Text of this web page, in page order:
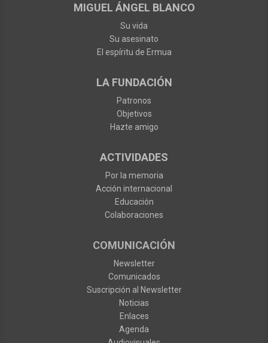
MIGUEL ÁNGEL BLANCO
Su vida
Su asesinato
El espíritu de Ermua
LA FUNDACIÓN
Patronos
Objetivos
Hazte amigo
ACTIVIDADES
Por la memoria
Acción internacional
Educación
Colaboraciones
COMUNICACIÓN
Newsletter
Comunicados
Suscripción al Newsletter
Noticias
Enlaces
Agenda